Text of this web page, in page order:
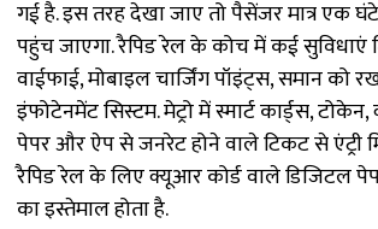
गई है. इस तरह देखा जाए तो पैसेंजर मात्र एक
पहुंच जाएगा. रैपिड रेल के कोच में कई सुविधाएं
वाईफाई, मोबाइल चार्जिंग पॉइंट्स, समान को
इंफोटेनमेंट सिस्टम. मेट्रो में स्मार्ट कार्ड्स,
पेपर और ऐप से जनरेट होने वाले टिकट से एंट्री
रैपिड रेल के लिए क्यूआर कोर्ड वाले डिजिटल
का इस्तेमाल होता है.